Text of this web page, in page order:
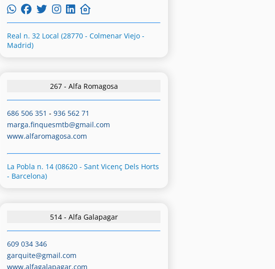
Real n. 32 Local (28770 - Colmenar Viejo -
Madrid)
267 - Alfa Romagosa
686 506 351 -936 562 71
marga.finquesmtb@gmail.com
www.alfaromagosa.com
La Pobla n. 14 (08620 - Sant Vicenç Dels Horts
- Barcelona)
514 - Alfa Galapagar
609 034 346
garquite@gmail.com
www.alfagalapagar.com